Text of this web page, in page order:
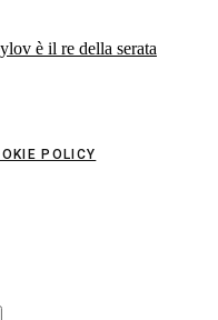
è il re della serata
POLICY